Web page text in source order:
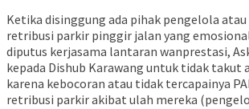
Ketika disinggung ada pihak pengelola
retribusi parkir pinggir jalan yang
diputus kerjasama lantaran wanprestasi,
kepada Dishub Karawang untuk tidak takut
karena kebocoran atau tidak tercapainya
retribusi parkir akibat ulah mereka